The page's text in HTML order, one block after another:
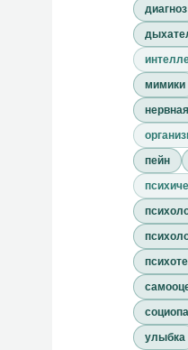
диагноз
мимики
пейн
улыбка